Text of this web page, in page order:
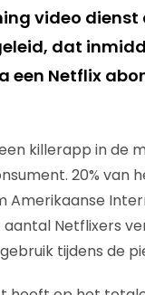
video
dat
Netflix
killerapp in de
20% van
Amerikaanse
Netflixers
tijdens de